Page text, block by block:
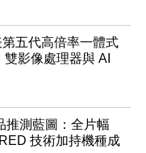
五代高倍率一體式
影像處理器與 AI
推測藍圖：全片幅
技術加持機種成